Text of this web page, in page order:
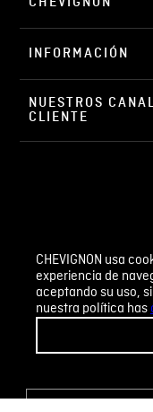
CHEVIGNON usa
experiencia de
aceptando su uso,
nuestra política has
INFORMACIÓN
NUESTROS
CLIENTE